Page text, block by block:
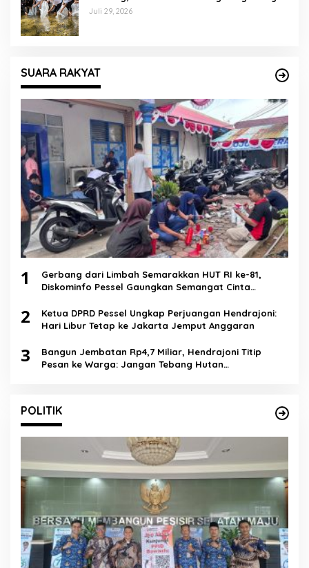
demi Kelestarian Perairan
Juli 29, 2026
SUARA RAKYAT
1
Gerbang dari Limbah Semarakkan HUT RI ke-81,
Diskominfo Pessel Gaungkan Semangat Cinta
2
Ketua DPRD Pessel Ungkap Perjuangan Hendrajoni:
Hari Libur Tetap ke Jakarta Jemput Anggaran
3
Bangun Jembatan Rp4,7 Miliar, Hendrajoni Titip
Pesan ke Warga: Jangan Tebang Hutan
POLITIK